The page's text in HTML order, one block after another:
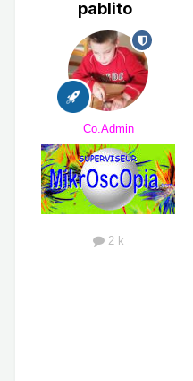
pablito
Co.Admin
2 k